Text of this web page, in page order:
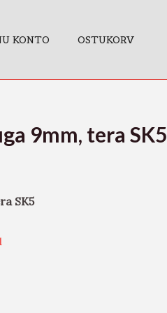
KONTO OSTUKORV
9mm, tera SK5
SK5